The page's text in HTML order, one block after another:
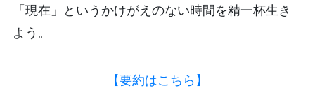
「現在」というかけがえのない時間を精一杯生き
よう。
【要約はこちら】